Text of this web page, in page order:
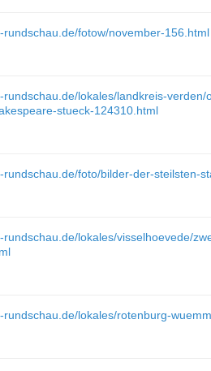
rundschau.de/fotow/november-156.html
rundschau.de/lokales/landkreis-
stueck-124310.html
rundschau.de/foto/bilder-der-steilsten-
lokales/visselhoevede/
rundschau.de/lokales/rotenburg-